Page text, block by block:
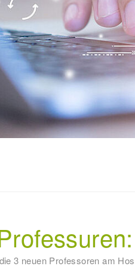
3 neuen Professoren am